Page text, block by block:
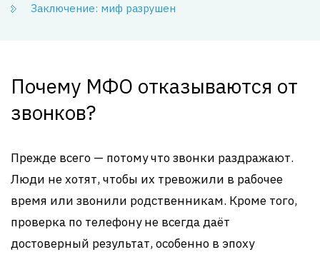
Заключение: миф разрушен
Почему МФО отказываются от
звонков?
Прежде всего — потому что звонки раздражают.
Люди не хотят, чтобы их тревожили в рабочее
время или звонили родственникам. Кроме того,
проверка по телефону не всегда даёт
достоверный результат, особенно в эпоху